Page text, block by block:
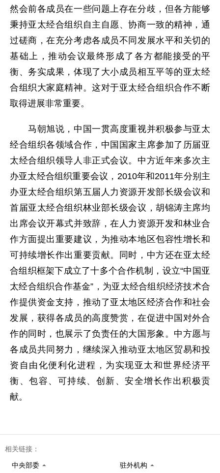
然会前各成员在一些问题上存在分歧，但各方能够
秉持亚太经合组织自主自愿、协商一致的精神，通
过磋商，在充分考虑各成员不同发展水平和关切的
基础上，推动会议最终形成了各方都能接受的平
衡、务实成果，体现了大小成员相互平等的亚太经
合组织大家庭精神。这对于亚太经合组织合作不断
取得进展非常重要。
马朝旭说，中国一贯高度重视并积极参与亚太
经合组织各领域合作，中国国家主席参加了历届亚
太经合组织领导人非正式会议。中方近年来多次主
办亚太经合组织重要会议，2010年和2011年分别主
办亚太经合组织第五届人力资源开发部长级会议和
首届亚太经合组织林业部长级会议，胡锦涛主席均
出席会议开幕式并致辞，在人力资源开发和林业合
作方面提出重要建议，为推动本地区包容性增长和
可持续增长作出重要贡献。同时，中方还在亚太经
合组织框架下成立了十多个合作机制，设立“中国亚
太经合组织合作基金”，为亚太经合组织经济技术合
作提供资金支持，推动了亚太地区经济合作和社会
发展，获得各成员的高度赞赏，在促进中国对外合
作的同时，也展示了负责任的大国形象。中方愿与
各成员共同努力，继续深入推动亚太地区贸易和投
资自由化便利化进程，为实现亚太和世界经济平
衡、包容、可持续、创新、安全增长作出积极贡
献。
相关链接：
中央部委 驻外机构